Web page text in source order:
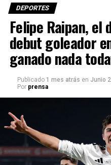
DEPORTES
Felipe Raipan, el
debut goleador
ganado nada
Publicado 1 mes atrás en Junio
Por prensa